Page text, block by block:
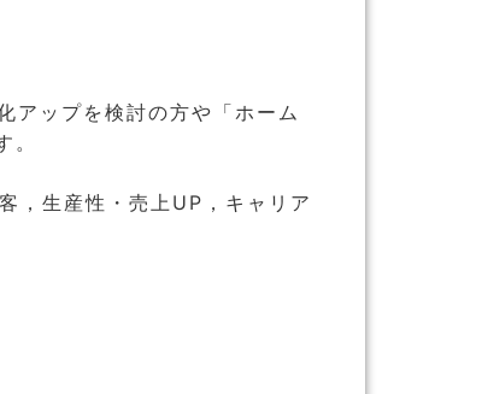
アップを検討の方や「ホーム
，生産性・売上UP，キャリア